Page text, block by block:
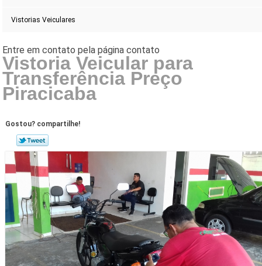
Vistorias Veiculares
Vistoria Veicular para
Transferência Preço
Piracicaba
Gostou? compartilhe!